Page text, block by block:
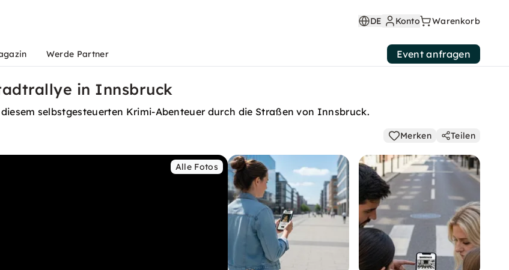
DE Konto Warenkorb
Werde Partner Event anfragen
in Innsbruck
selbstgesteuerten Krimi-Abenteuer durch die Straßen von Innsbruck.
Merken Teilen
Alle Fotos